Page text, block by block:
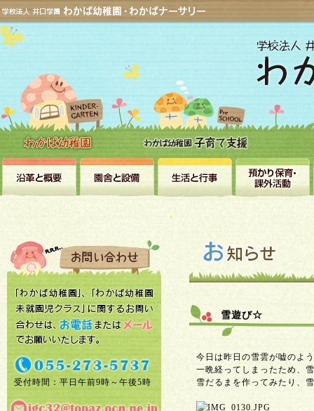
受付時間：平日午前9時～午後5時
雪遊び☆
今日は昨日の雪雲が嘘のよ
一晩経ってしまったため、
雪だるまを作ってみたり、